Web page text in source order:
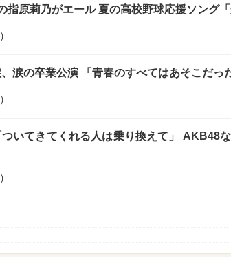
指原莉乃がエール 夏の高校野球応援ソング「
）
涙の卒業公演 「青春のすべてはあそこだっ
）
いてきてくれる人は乗り換えて」 AKB48
）